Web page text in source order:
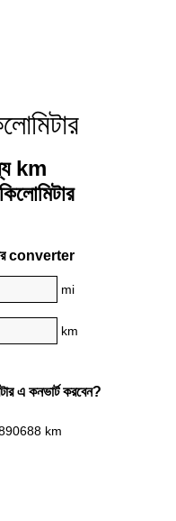
km
converter
mi
km
এ কনভার্ট করবেন?
km